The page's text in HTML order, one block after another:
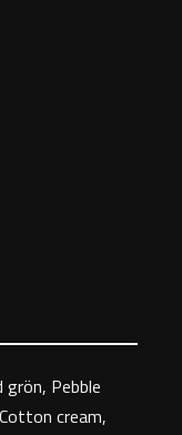
Pebble
cream,